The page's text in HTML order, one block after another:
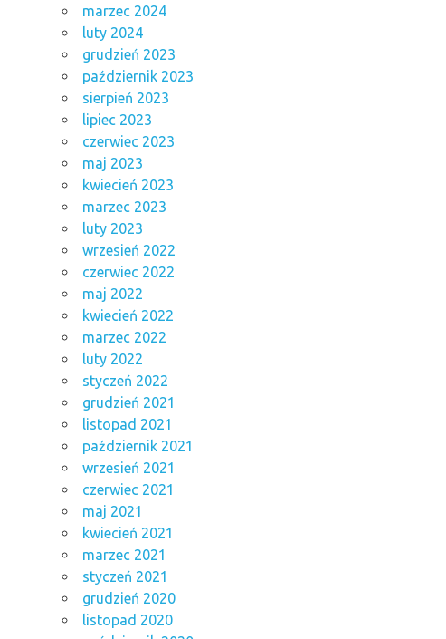
marzec 2024
luty 2024
grudzień 2023
październik 2023
sierpień 2023
lipiec 2023
czerwiec 2023
maj 2023
kwiecień 2023
marzec 2023
luty 2023
wrzesień 2022
czerwiec 2022
maj 2022
kwiecień 2022
marzec 2022
luty 2022
styczeń 2022
grudzień 2021
listopad 2021
październik 2021
wrzesień 2021
czerwiec 2021
maj 2021
kwiecień 2021
marzec 2021
styczeń 2021
grudzień 2020
listopad 2020